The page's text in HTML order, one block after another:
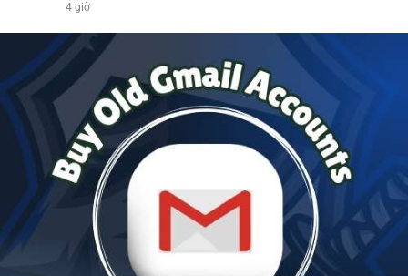
4 giờ